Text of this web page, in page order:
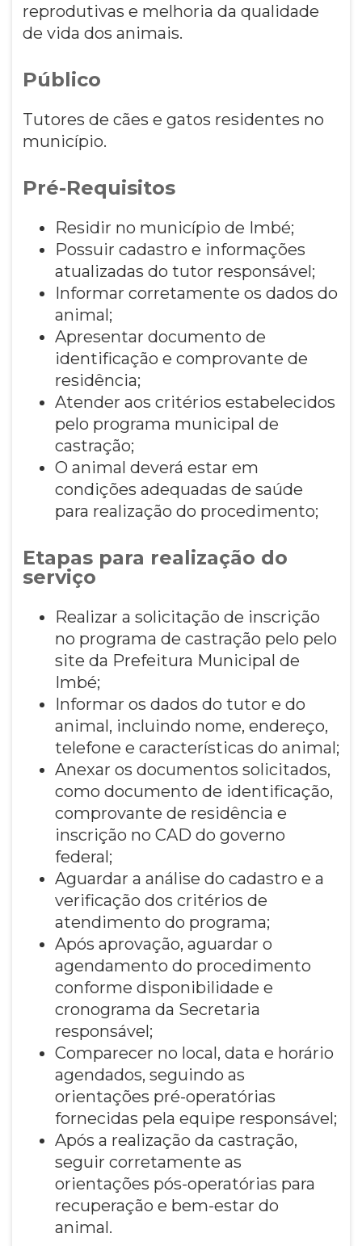
reprodutivas e melhoria da qualidade
de vida dos animais.
Público
Tutores de cães e gatos residentes no
município.
Pré-Requisitos
Residir no município de Imbé;
Possuir cadastro e informações
atualizadas do tutor responsável;
Informar corretamente os dados do
animal;
Apresentar documento de
identificação e comprovante de
residência;
Atender aos critérios estabelecidos
pelo programa municipal de
castração;
O animal deverá estar em
condições adequadas de saúde
para realização do procedimento;
Etapas para realização do
serviço
Realizar a solicitação de inscrição
no programa de castração pelo pelo
site da Prefeitura Municipal de
Imbé;
Informar os dados do tutor e do
animal, incluindo nome, endereço,
telefone e características do animal;
Anexar os documentos solicitados,
como documento de identificação,
comprovante de residência e
inscrição no CAD do governo
federal;
Aguardar a análise do cadastro e a
verificação dos critérios de
atendimento do programa;
Após aprovação, aguardar o
agendamento do procedimento
conforme disponibilidade e
cronograma da Secretaria
responsável;
Comparecer no local, data e horário
agendados, seguindo as
orientações pré-operatórias
fornecidas pela equipe responsável;
Após a realização da castração,
seguir corretamente as
orientações pós-operatórias para
recuperação e bem-estar do
animal.